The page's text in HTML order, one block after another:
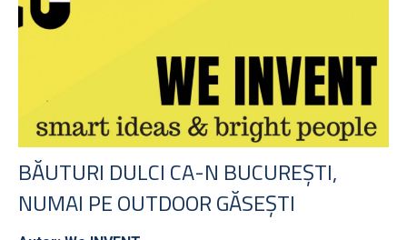
BĂUTURI DULCI CA-N BUCUREȘTI,
NUMAI PE OUTDOOR GĂSEȘTI